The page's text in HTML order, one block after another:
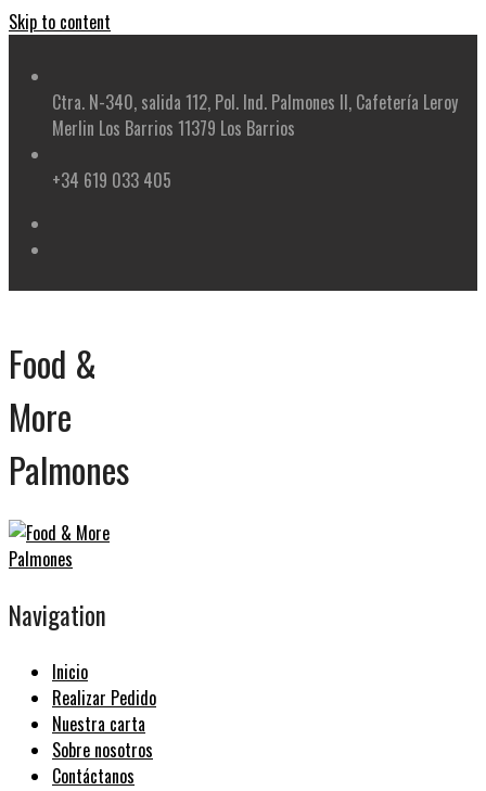
Skip to content
Ctra. N-340, salida 112, Pol. Ind. Palmones II, Cafetería Leroy
Merlin Los Barrios 11379 Los Barrios
+34 619 033 405
Food &
More
Palmones
Navigation
Inicio
Realizar Pedido
Nuestra carta
Sobre nosotros
Contáctanos